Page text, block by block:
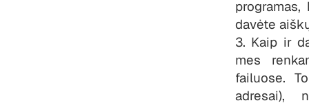
davėte
3. Kaip ir
mes
failuose.
adresai),